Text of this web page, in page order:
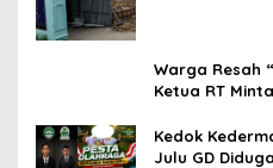
Warga Resah
Ketua RT
Jalan Tanjung
Kedok
Julu GD